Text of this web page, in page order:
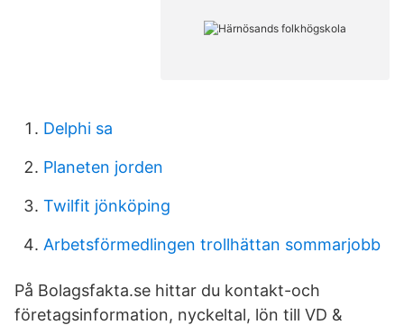
Delphi sa
Planeten jorden
Twilfit jönköping
Arbetsförmedlingen trollhättan sommarjobb
På Bolagsfakta.se hittar du kontakt-och
företagsinformation, nyckeltal, lön till VD &